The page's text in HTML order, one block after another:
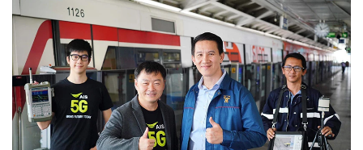
• Good health & Well-being
Green Innovation & SD
• Management & HR
• MGR Live
• Infographic
การเมือง